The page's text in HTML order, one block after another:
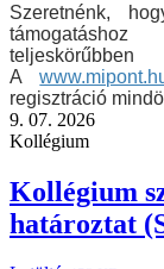
Szeretnénk,
A
regisztráció
9. 07. 2026
Kollégium
Kollégium
határoztat